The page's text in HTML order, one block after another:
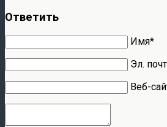
Ответить
Имя*
Эл.
Веб-